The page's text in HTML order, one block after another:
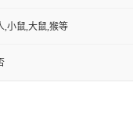
,小鼠,大鼠,猴等